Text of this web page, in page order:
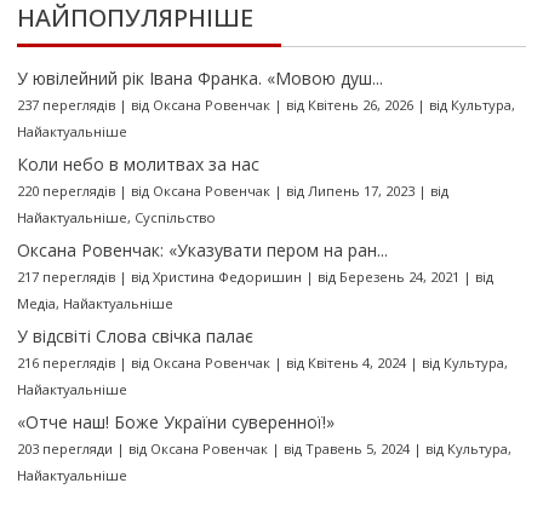
НАЙПОПУЛЯРНІШЕ
У ювілейний рік Івана Франка. «Мовою душ...
237 переглядів| від Оксана Ровенчак| від Квітень 26, 2026| від Культура,
Найактуальніше
Коли небо в молитвах за нас
220 переглядів| від Оксана Ровенчак| від Липень 17, 2023| від
Найактуальніше, Суспільство
Оксана Ровенчак: «Указувати пером на ран...
217 переглядів| від Христина Федоришин | від Березень 24, 2021 | від
Медіа, Найактуальніше
У відсвіті Слова свічка палає
216 переглядів| від Оксана Ровенчак| від Квітень 4, 2024| від Культура,
Найактуальніше
«Отче наш! Боже України суверенної!»
203 перегляди | від Оксана Ровенчак| від Травень 5, 2024| від Культура,
Найактуальніше